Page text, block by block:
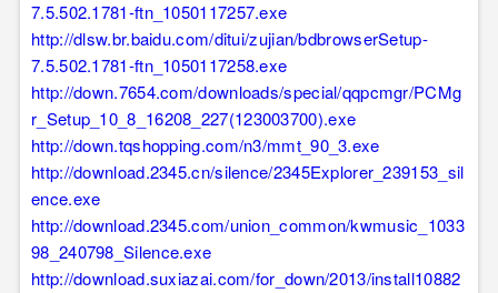
7.5.502.1781-ftn_1050117257.exe
http://dlsw.br.baidu.com/ditui/zujian/bdbrowserSetup-
7.5.502.1781-ftn_1050117258.exe
http://down.7654.com/downloads/special/qqpcmgr/PCMg
r_Setup_10_8_16208_227(123003700).exe
http://down.tqshopping.com/n3/mmt_90_3.exe
http://download.2345.cn/silence/2345Explorer_239153_sil
ence.exe
http://download.2345.com/union_common/kwmusic_1033
98_240798_Silence.exe
http://download.suxiazai.com/for_down/2013/install10882